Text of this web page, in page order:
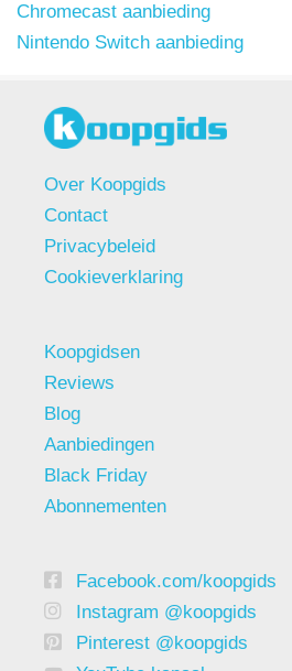
Chromecast aanbieding
Nintendo Switch aanbieding
Over Koopgids
Contact
Privacybeleid
Cookieverklaring
Koopgidsen
Reviews
Blog
Aanbiedingen
Black Friday
Abonnementen
Facebook.com/koopgids
Instagram @koopgids
Pinterest @koopgids